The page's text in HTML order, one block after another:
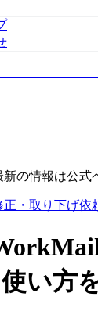
の情報は公式
正・取り下げ依
い方